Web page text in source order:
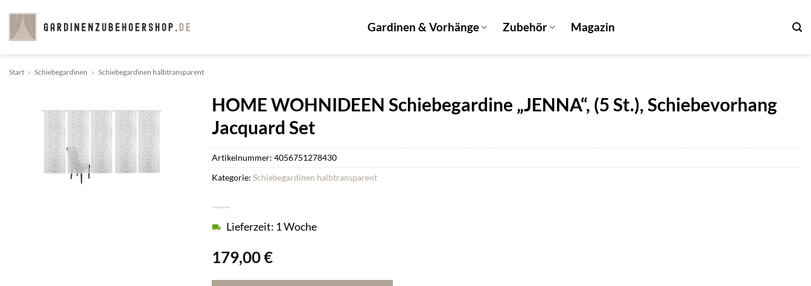
Inhalt
springen
Gardinen & Vorhänge Zubehör Magazin
Start » Schiebegardinen » Schiebegardinen halbtransparent
HOME WOHNIDEEN Schiebegardine „JENNA“, (5 St.), Schiebevorhang
Jacquard Set
179,00€
Lieferzeit: 1 Woche
Artikelnummer: 4056751278430
Kategorie: Schiebegardinen halbtransparent